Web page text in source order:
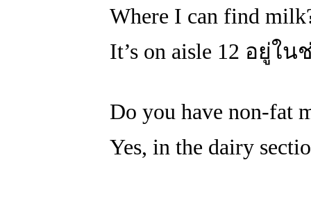
Where I can find
It’s on aisle 12 อยู่ใน
Do you have non-
Yes, in the dairy